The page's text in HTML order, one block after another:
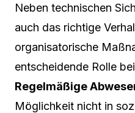
Neben technischen
auch das richtige
organisatorische
entscheidende Rolle
Regelmäßige
Möglichkeit nicht in